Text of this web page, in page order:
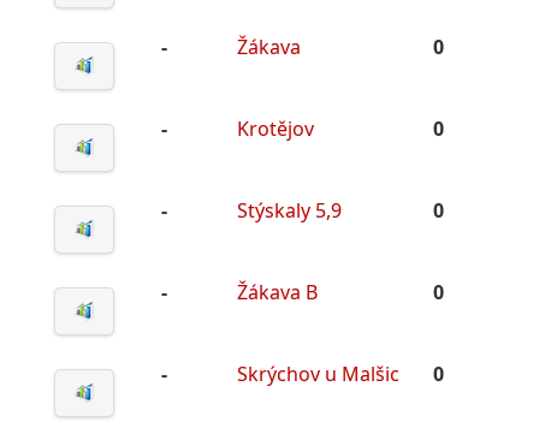
- Žákava 0
- Krotějov 0
- Stýskaly 5,9 0
- Žákava B 0
- Skrýchov u Malšic 0